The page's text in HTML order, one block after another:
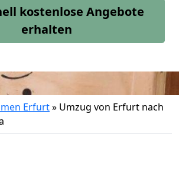
kostenlose Angebote
erhalten
Erfurt» Umzug von Erfurt nach